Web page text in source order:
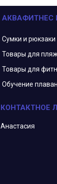
АКВАФИТНЕС
Сумки и рюкзаки
Товары для
Товары для
Обучение
Анастасия